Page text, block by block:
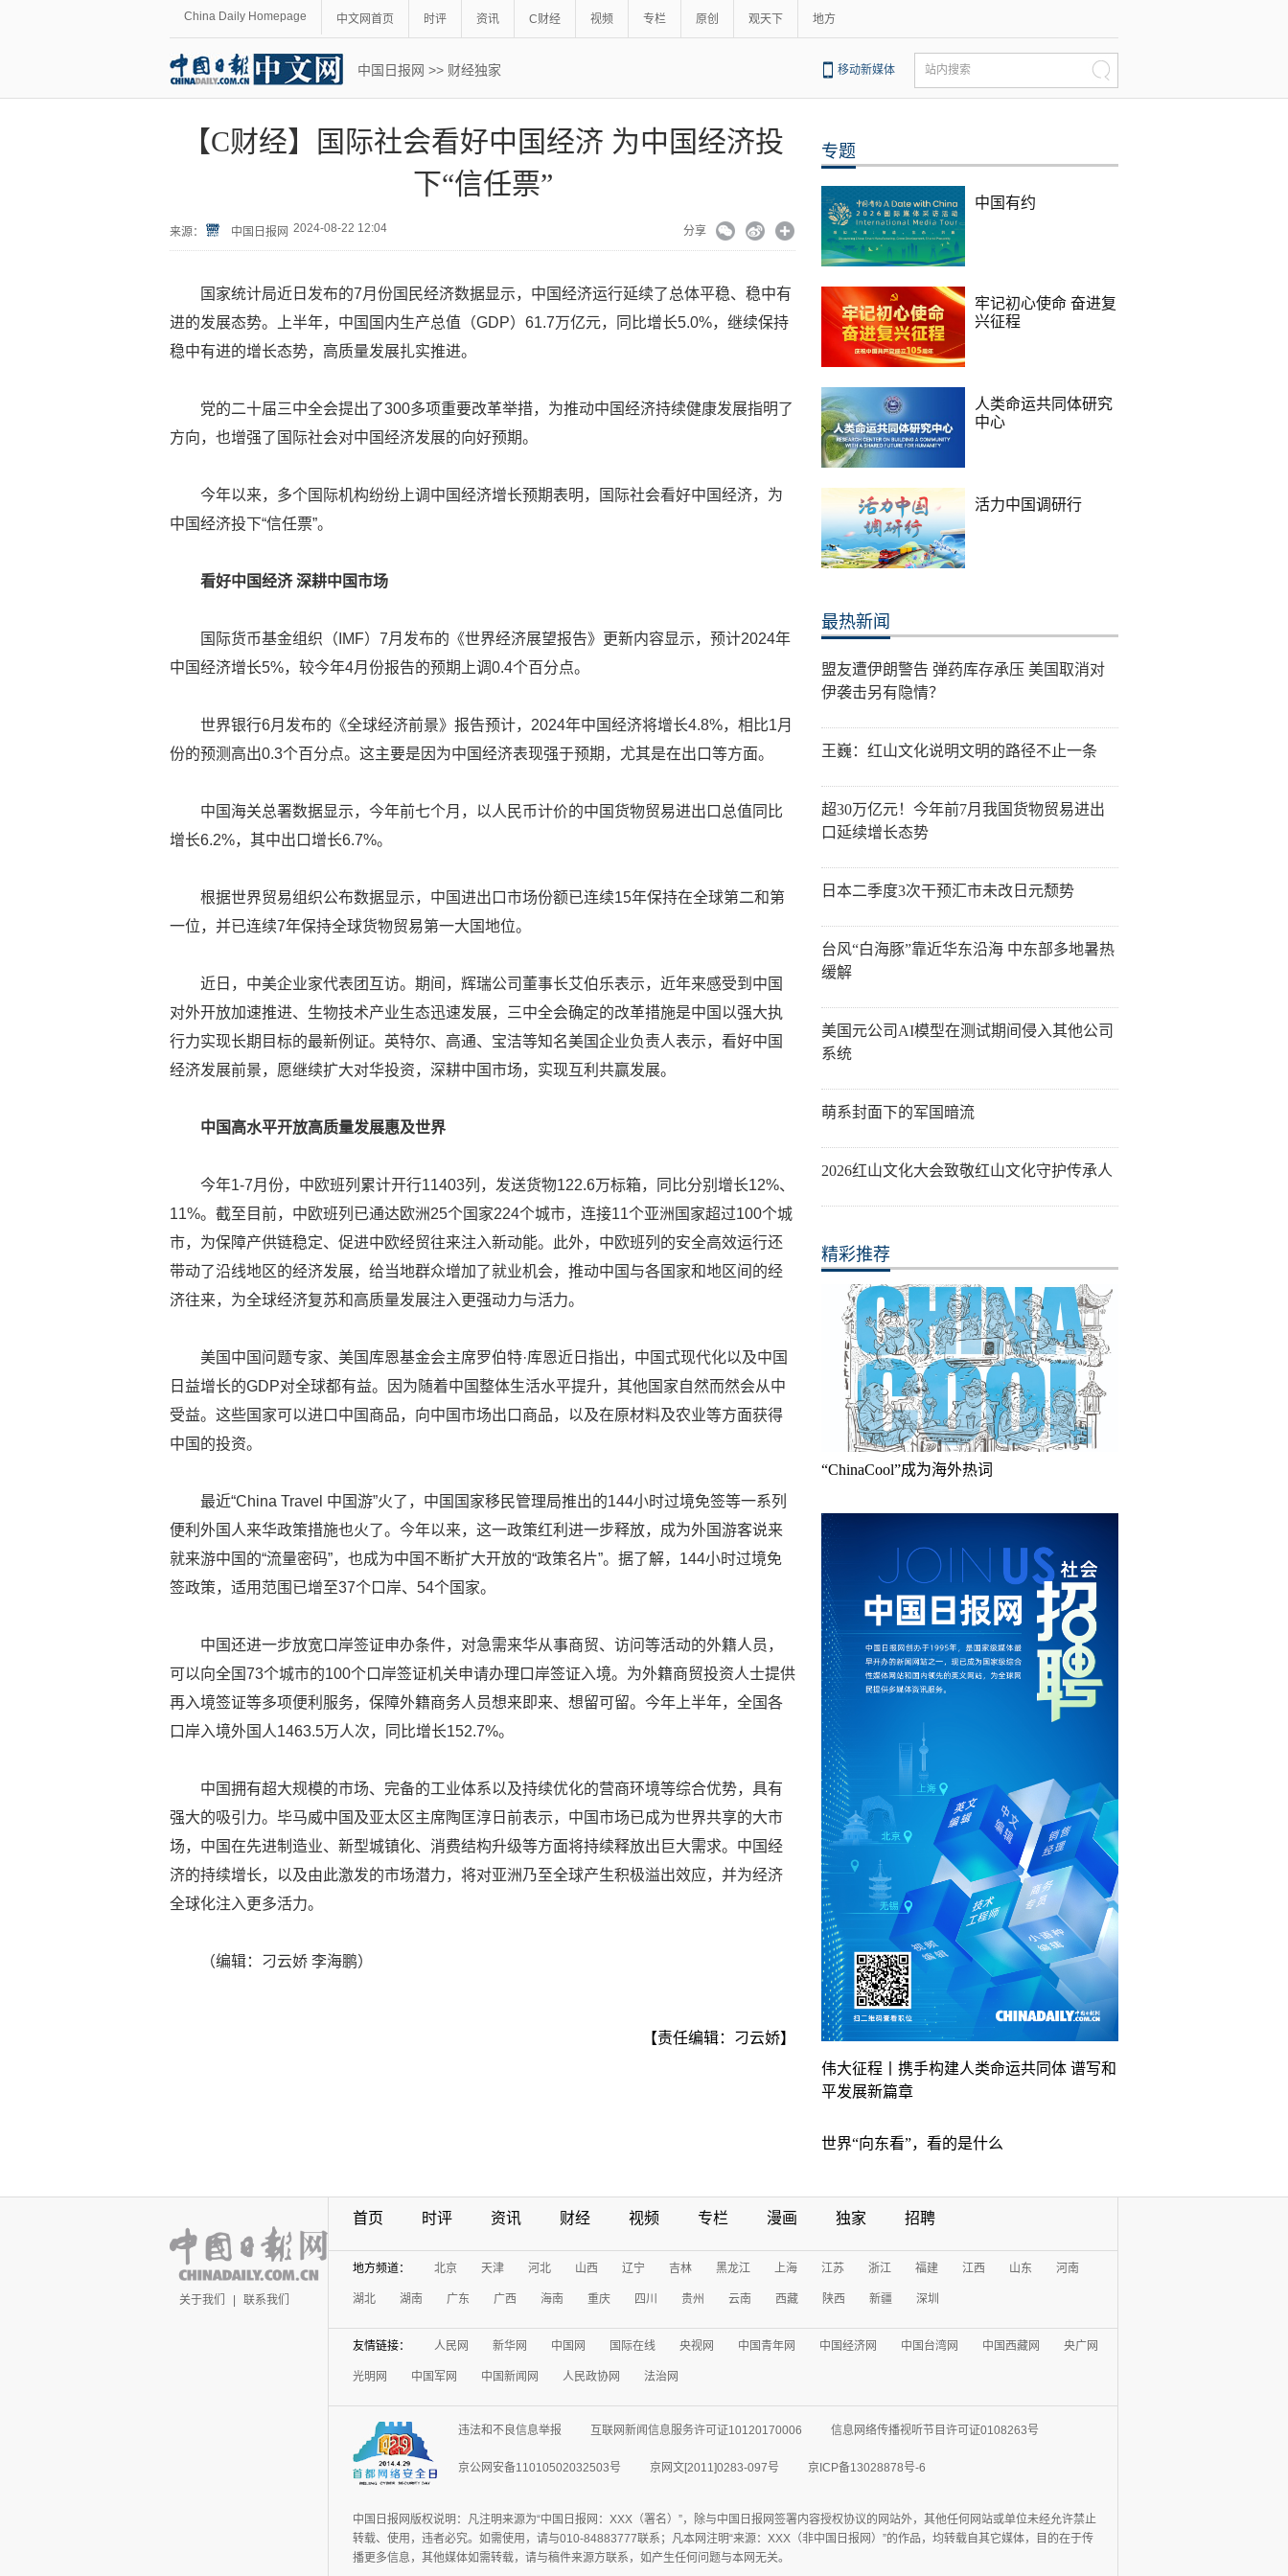
China Daily Homepage 中文网首页 时评 资讯 C财经 视频 专栏 原创 观天下 地方
中国日报网 >> 财经独家 移动新媒体 站内搜索
【C财经】国际社会看好中国经济 为中国经济投
下“信任票”
来源： 中国日报网 2024-08-22 12:04 分享
国家统计局近日发布的7月份国民经济数据显示，中国经济运行延续了总体平稳、稳中有
进的发展态势。上半年，中国国内生产总值（GDP）61.7万亿元，同比增长5.0%，继续保持
稳中有进的增长态势，高质量发展扎实推进。
党的二十届三中全会提出了300多项重要改革举措，为推动中国经济持续健康发展指明了
方向，也增强了国际社会对中国经济发展的向好预期。
今年以来，多个国际机构纷纷上调中国经济增长预期表明，国际社会看好中国经济，为
中国经济投下“信任票”。
看好中国经济 深耕中国市场
国际货币基金组织（IMF）7月发布的《世界经济展望报告》更新内容显示，预计2024年
中国经济增长5%，较今年4月份报告的预期上调0.4个百分点。
世界银行6月发布的《全球经济前景》报告预计，2024年中国经济将增长4.8%，相比1月
份的预测高出0.3个百分点。这主要是因为中国经济表现强于预期，尤其是在出口等方面。
中国海关总署数据显示，今年前七个月，以人民币计价的中国货物贸易进出口总值同比
增长6.2%，其中出口增长6.7%。
根据世界贸易组织公布数据显示，中国进出口市场份额已连续15年保持在全球第二和第
一位，并已连续7年保持全球货物贸易第一大国地位。
近日，中美企业家代表团互访。期间，辉瑞公司董事长艾伯乐表示，近年来感受到中国
对外开放加速推进、生物技术产业生态迅速发展，三中全会确定的改革措施是中国以强大执
行力实现长期目标的最新例证。英特尔、高通、宝洁等知名美国企业负责人表示，看好中国
经济发展前景，愿继续扩大对华投资，深耕中国市场，实现互利共赢发展。
中国高水平开放高质量发展惠及世界
今年1-7月份，中欧班列累计开行11403列，发送货物122.6万标箱，同比分别增长12%、
11%。截至目前，中欧班列已通达欧洲25个国家224个城市，连接11个亚洲国家超过100个城
市，为保障产供链稳定、促进中欧经贸往来注入新动能。此外，中欧班列的安全高效运行还
带动了沿线地区的经济发展，给当地群众增加了就业机会，推动中国与各国家和地区间的经
济往来，为全球经济复苏和高质量发展注入更强动力与活力。
美国中国问题专家、美国库恩基金会主席罗伯特·库恩近日指出，中国式现代化以及中国
日益增长的GDP对全球都有益。因为随着中国整体生活水平提升，其他国家自然而然会从中
受益。这些国家可以进口中国商品，向中国市场出口商品，以及在原材料及农业等方面获得
中国的投资。
最近“China Travel 中国游”火了，中国国家移民管理局推出的144小时过境免签等一系列
便利外国人来华政策措施也火了。今年以来，这一政策红利进一步释放，成为外国游客说来
就来游中国的“流量密码”，也成为中国不断扩大开放的“政策名片”。据了解，144小时过境免
签政策，适用范围已增至37个口岸、54个国家。
中国还进一步放宽口岸签证申办条件，对急需来华从事商贸、访问等活动的外籍人员，
可以向全国73个城市的100个口岸签证机关申请办理口岸签证入境。为外籍商贸投资人士提供
再入境签证等多项便利服务，保障外籍商务人员想来即来、想留可留。今年上半年，全国各
口岸入境外国人1463.5万人次，同比增长152.7%。
中国拥有超大规模的市场、完备的工业体系以及持续优化的营商环境等综合优势，具有
强大的吸引力。毕马威中国及亚太区主席陶匡淳日前表示，中国市场已成为世界共享的大市
场，中国在先进制造业、新型城镇化、消费结构升级等方面将持续释放出巨大需求。中国经
济的持续增长，以及由此激发的市场潜力，将对亚洲乃至全球产生积极溢出效应，并为经济
全球化注入更多活力。
（编辑：刁云娇 李海鹏）
【责任编辑：刁云娇】
专题
中国有约
牢记初心使命 奋进复
兴征程
人类命运共同体研究
中心
活力中国调研行
最热新闻
盟友遭伊朗警告 弹药库存承压 美国取消对
伊袭击另有隐情？
王巍：红山文化说明文明的路径不止一条
超30万亿元！今年前7月我国货物贸易进出
口延续增长态势
日本二季度3次干预汇市未改日元颓势
台风“白海豚”靠近华东沿海 中东部多地暑热
缓解
美国元公司AI模型在测试期间侵入其他公司
系统
萌系封面下的军国暗流
2026红山文化大会致敬红山文化守护传承人
精彩推荐
“ChinaCool”成为海外热词
伟大征程丨携手构建人类命运共同体 谱写和
平发展新篇章
世界“向东看”，看的是什么
关于我们 联系我们
首页 时评 资讯 财经 视频 专栏 漫画 独家 招聘
地方频道： 北京 天津 河北 山西 辽宁 吉林 黑龙江 上海 江苏 浙江 福建 江西 山东 河南
湖北 湖南 广东 广西 海南 重庆 四川 贵州 云南 西藏 陕西 新疆 深圳
友情链接： 人民网 新华网 中国网 国际在线 央视网 中国青年网 中国经济网 中国台湾网 中国西藏网 央广网
光明网 中国军网 中国新闻网 人民政协网 法治网
违法和不良信息举报 互联网新闻信息服务许可证10120170006 信息网络传播视听节目许可证0108263号
京公网安备11010502032503号 京网文[2011]0283-097号 京ICP备13028878号-6
中国日报网版权说明：凡注明来源为“中国日报网：XXX（署名）”，除与中国日报网签署内容授权协议的网站外，其他任何网站或单位未经允许禁止
转载、使用，违者必究。如需使用，请与010-84883777联系；凡本网注明“来源：XXX（非中国日报网）”的作品，均转载自其它媒体，目的在于传
播更多信息，其他媒体如需转载，请与稿件来源方联系，如产生任何问题与本网无关。